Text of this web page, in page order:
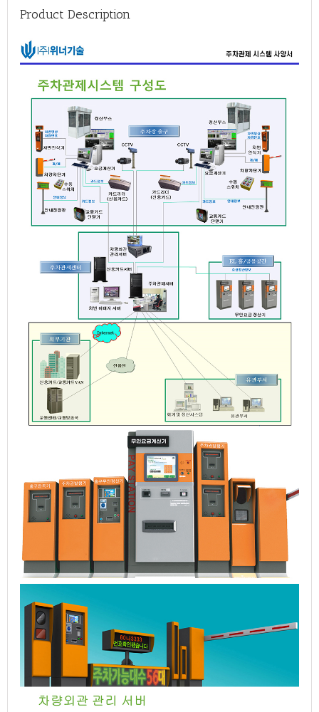
Product Description